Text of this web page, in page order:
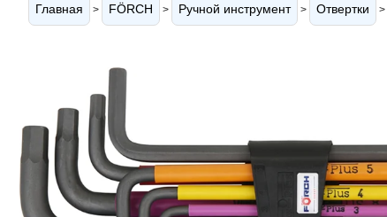
Главная > FÖRCH > Ручной инструмент > Отвертки >